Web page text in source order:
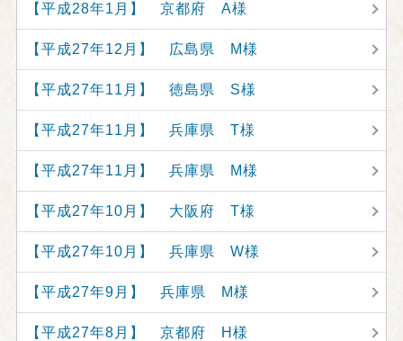
【平成28年1月】 京都府 A様
【平成27年12月】 広島県 M様
【平成27年11月】 徳島県 S様
【平成27年11月】 兵庫県 T様
【平成27年11月】 兵庫県 M様
【平成27年10月】 大阪府 T様
【平成27年10月】 兵庫県 W様
【平成27年9月】 兵庫県 M様
【平成27年8月】 京都府 H様